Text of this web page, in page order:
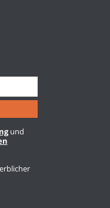
und